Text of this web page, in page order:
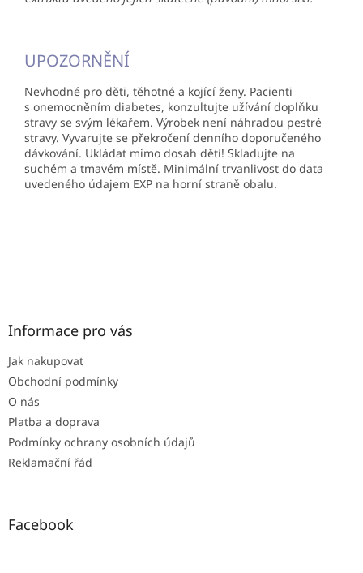
UPOZORNĚNÍ
Nevhodné pro děti, těhotné a kojící ženy. Pacienti
s onemocněním diabetes, konzultujte užívání doplňku
stravy se svým lékařem. Výrobek není náhradou pestré
stravy. Vyvarujte se překročení denního doporučeného
dávkování. Ukládat mimo dosah dětí! Skladujte na
suchém a tmavém místě. Minimální trvanlivost do data
uvedeného údajem EXP na horní straně obalu.
Z
Informace pro vás
Jak nakupovat
Obchodní podmínky
O nás
Platba a doprava
Podmínky ochrany osobních údajů
Reklamační řád
Facebook